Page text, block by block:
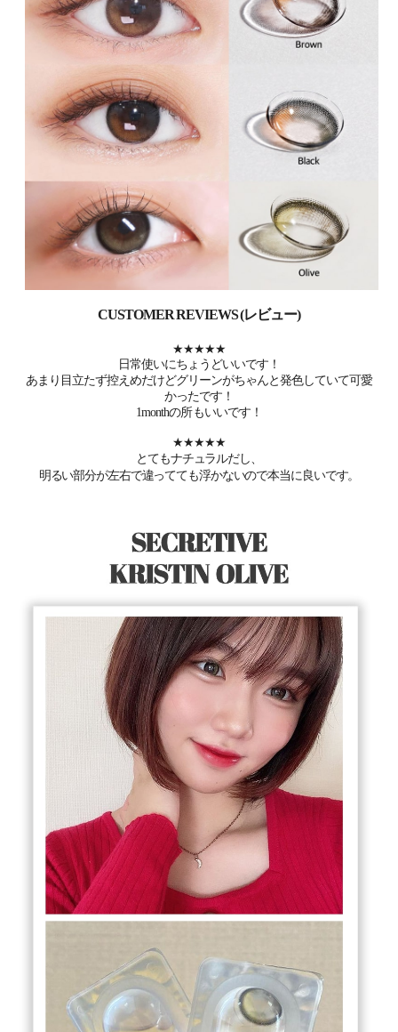
CUSTOMER REVIEWS (レビュー)
★★★★★
日常使いにちょうどいいです！
あまり目立たず控えめだけどグリーンがちゃんと発色していて可愛
かったです！
1monthの所もいいです！
★★★★★
とてもナチュラルだし、
明るい部分が左右で違ってても浮かないので本当に良いです。